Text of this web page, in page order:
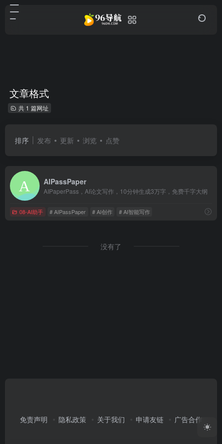
文章格式
共 1 篇网址
排序 发布 更新 浏览 点赞
AIPassPaper
AIPaperPass，AI论文写作，10分钟生成3万字，免费千字大纲
08-AI助手 # AIPassPaper # AI创作 # AI智能写作
没有了
免责声明 隐私政策 关于我们 申请友链 广告合作